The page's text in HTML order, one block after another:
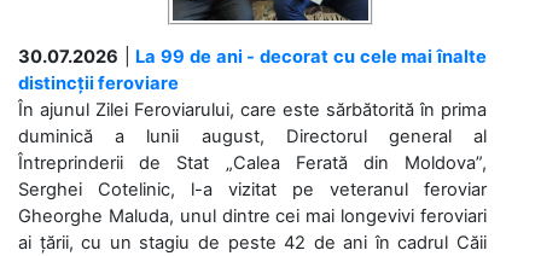
30.07.2026
La 99 de ani - decorat cu cele mai înalte
distincții feroviare
În ajunul Zilei Feroviarului, care este sărbătorită în prima
duminică a lunii august, Directorul general al
Întreprinderii de Stat „Calea Ferată din Moldova”,
Serghei Cotelinic, l-a vizitat pe veteranul feroviar
Gheorghe Maluda, unul dintre cei mai longevivi feroviari
ai țării, cu un stagiu de peste 42 de ani în cadrul Căii